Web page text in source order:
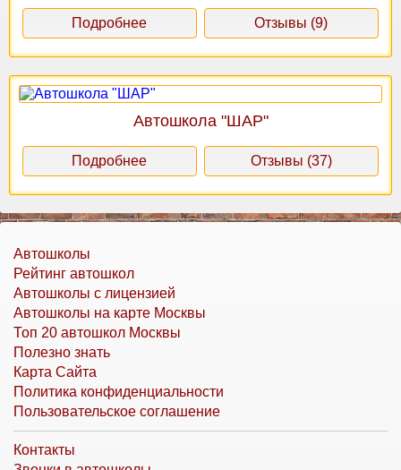
Подробнее Отзывы (9)
Автошкола "ШАР"
Подробнее Отзывы (37)
Автошколы
Рейтинг автошкол
Автошколы с лицензией
Автошколы на карте Москвы
Топ 20 автошкол Москвы
Полезно знать
Карта Сайта
Политика конфиденциальности
Пользовательское соглашение
Контакты